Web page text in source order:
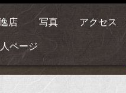
店 写真 アクセス
ページ